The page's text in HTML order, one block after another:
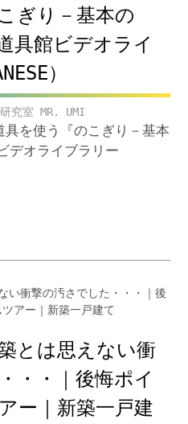
ぎり－基本の
具館ビデオライ
）
究室 MR. UMI
を使う『のこぎり－基本
デオライブラリー
とは思えない衝
・・｜後悔ポイ
ー｜新築一戸建